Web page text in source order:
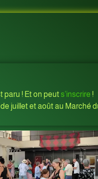
paru ! Et on peuts’inscrire !
juillet et août au Marché